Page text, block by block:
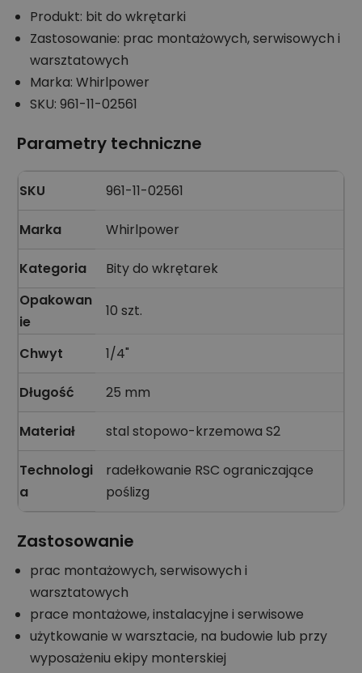
Produkt: bit do wkrętarki
Zastosowanie: prac montażowych, serwisowych i
warsztatowych
Marka: Whirlpower
SKU: 961-11-02561
Parametry techniczne
SKU 961-11-02561
Marka Whirlpower
Kategoria
Bity do wkrętarek
Opakowan
ie
10 szt.
Chwyt 1/4"
Długość 25 mm
Materiał stal stopowo-krzemowa S2
Technologi
a
radełkowanie RSC ograniczające
poślizg
Zastosowanie
prac montażowych, serwisowych i
warsztatowych
prace montażowe, instalacyjne i serwisowe
użytkowanie w warsztacie, na budowie lub przy
wyposażeniu ekipy monterskiej